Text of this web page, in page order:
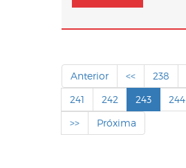
Anterior << 238
241
242 243 244
>>
Próxima